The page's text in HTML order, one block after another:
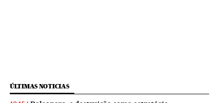
ÚLTIMAS NOTICIAS